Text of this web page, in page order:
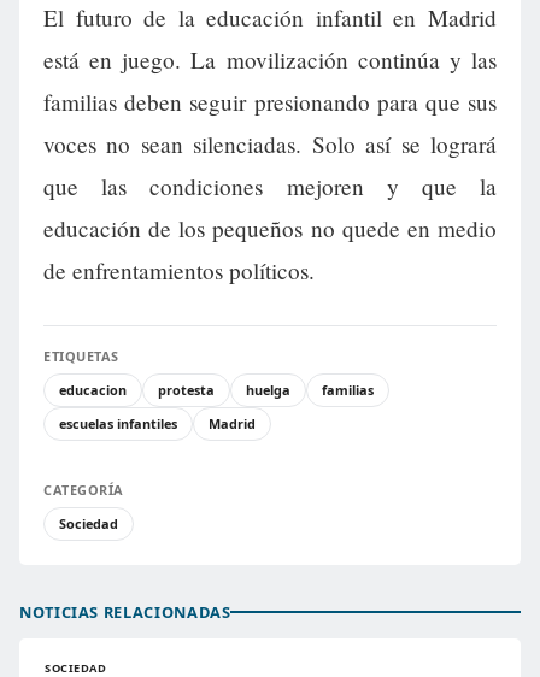
El futuro de la educación infantil en Madrid
está en juego. La movilización continúa y las
familias deben seguir presionando para que sus
voces no sean silenciadas. Solo así se logrará
que las condiciones mejoren y que la
educación de los pequeños no quede en medio
de enfrentamientos políticos.
ETIQUETAS
educacion
protesta huelga
familias
escuelas infantiles
Madrid
CATEGORÍA
Sociedad
NOTICIAS RELACIONADAS
SOCIEDAD